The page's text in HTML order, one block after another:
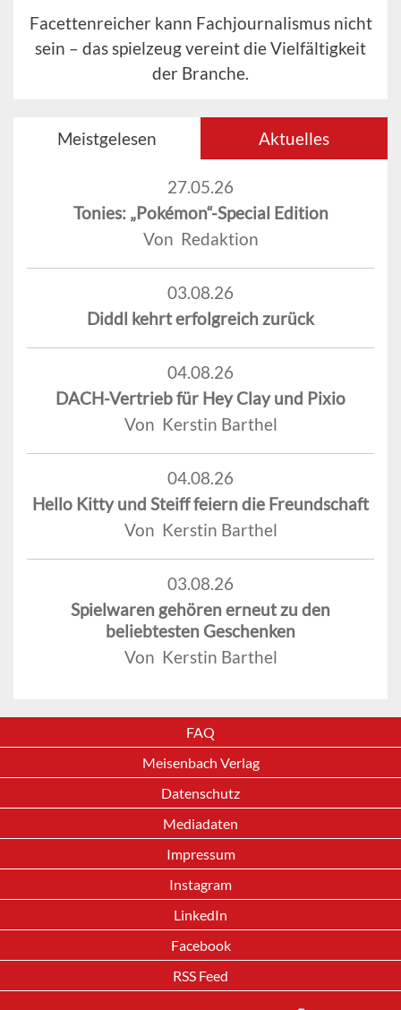
Facettenreicher kann Fachjournalismus nicht
sein – das spielzeug vereint die Vielfältigkeit
der Branche.
Meistgelesen Aktuelles
27.05.26
Tonies: „Pokémon“-Special Edition
Von Redaktion
03.08.26
Diddl kehrt erfolgreich zurück
04.08.26
DACH-Vertrieb für Hey Clay und Pixio
Von Kerstin Barthel
04.08.26
Hello Kitty und Steiff feiern die Freundschaft
Von Kerstin Barthel
03.08.26
Spielwaren gehören erneut zu den
beliebtesten Geschenken
Von Kerstin Barthel
FAQ
Meisenbach Verlag
Datenschutz
Mediadaten
Impressum
Instagram
LinkedIn
Facebook
RSS Feed